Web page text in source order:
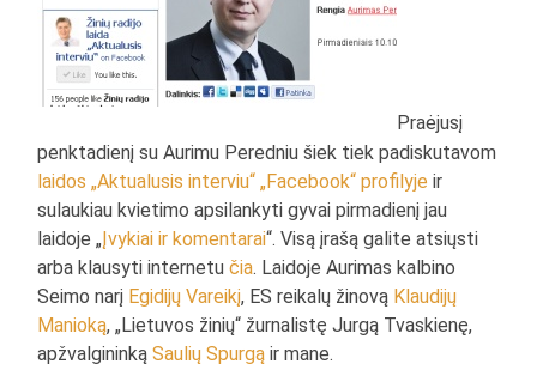
Praėjusį
penktadienį su Aurimu Peredniu šiek tiek padiskutavom
laidos „Aktualusis interviu“ „Facebook“ profilyje ir
sulaukiau kvietimo apsilankyti gyvai pirmadienį jau
laidoje „Įvykiai ir komentarai“. Visą įrašą galite atsiųsti
arba klausyti internetučia. Laidoje Aurimas kalbino
Seimo narį Egidijų Vareikį, ES reikalų žinovą Klaudijų
Manioką, „Lietuvos žinių“ žurnalistę Jurgą Tvaskienę,
apžvalgininkąSaulių Spurgą ir mane.